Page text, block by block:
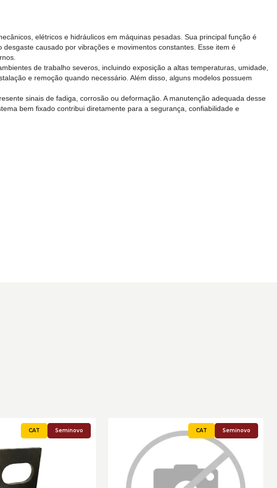
elétricos e hidráulicos em máquinas pesadas. Sua principal função é
causado por vibrações e movimentos constantes. Esse item é
de trabalho severos, incluindo exposição a altas temperaturas, umidade,
e remoção quando necessário. Além disso, alguns modelos possuem
sinais de fadiga, corrosão ou deformação. A manutenção adequada desse
bem fixado contribui diretamente para a segurança, confiabilidade e
Seminovo Seminovo